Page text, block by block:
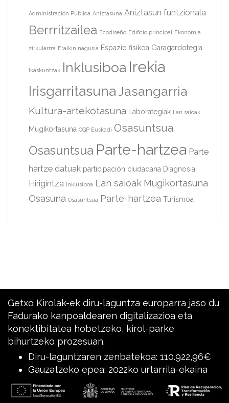
Administración Pública Aniztasuna Aniztasun funtzionala
Berrritzailea Ecodiseño Edificio principal Ekonomia
zirkularrra Eraikin nagusia Espazio fisikoa Garagardotegia
Ikaskuntzak Inklusiboa Irekia
IrisgarritasunaJasangarria
Kultura-artekotasuna Laborategiak Lan saioak
Mugikortasuna OGP Euskadi Osasuntsua
Osasuntsua Parte-hartzea Parte
hartze datuak participación ciudadana Diagnosia
Hirigintza Inklusiboa Lan saioak Mugikortasuna
Osasuna Osasuntsua Parte-hartzea Turismoa
Getxo Kirolak-ek diru-laguntza europarra jaso du
Fadurako kanpoaldearen digitalizazioa eta
konektibitatea hobetzeko, kirol-parke
bihurtzeko prozesuan.
Diru-laguntzaren zenbatekoa: 110.922,96€
Gauzatzeko epea: 2022ko urtarrila-ekaina